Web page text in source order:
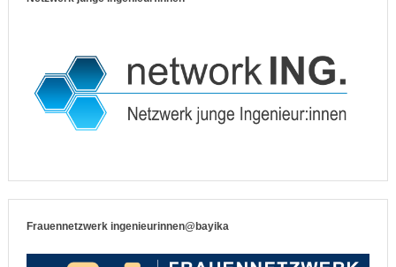
Frauennetzwerk ingenieurinnen@bayika